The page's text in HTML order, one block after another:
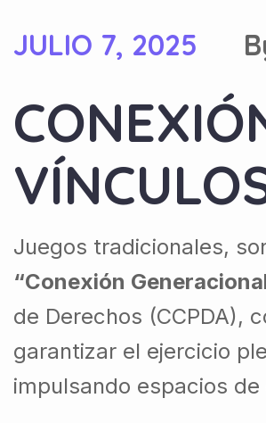
JULIO 7, 2025
Juegos tradicionales,
“Conexión
de Derechos (CCPDA),
garantizar el ejercicio
impulsando espacios